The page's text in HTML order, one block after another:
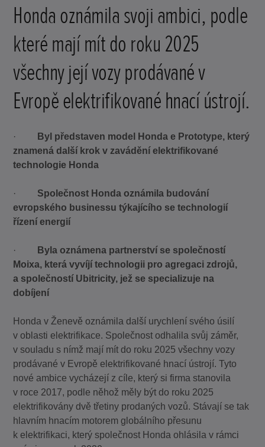
Honda oznámila svoji ambici, podle
které mají mít do roku 2025
všechny její vozy prodávané v
Evropě elektrifikované hnací ústrojí.
·
Byl představen model Honda e Prototype, který
znamená další krok v zavádění elektrifikované
technologie Honda
· Společnost Honda oznámila budování
evropského businessu týkajícího se technologií
řízení energií
·
Byla oznámena partnerství se společností
Moixa, která vyvíjí technologii pro agregaci zdrojů,
a společností Ubitricity, jež se specializuje na
dobíjení
Honda v Ženevě oznámila další urychlení svého úsilí
v oblasti elektrifikace. Společnost odhalila svůj záměr,
v souladu s nímž mají mít do roku 2025 všechny vozy
prodávané v Evropě elektrifikované hnací ústrojí. Tyto
nové ambice vycházejí z cíle, který si firma stanovila
v roce 2017, podle něhož měly být do roku 2025
elektrifikovány dvě třetiny prodaných vozů. Stávají se tak
hlavním hnacím motorem globálního přesunu
k elektrifikaci, který společnost Honda ohlásila v rámci